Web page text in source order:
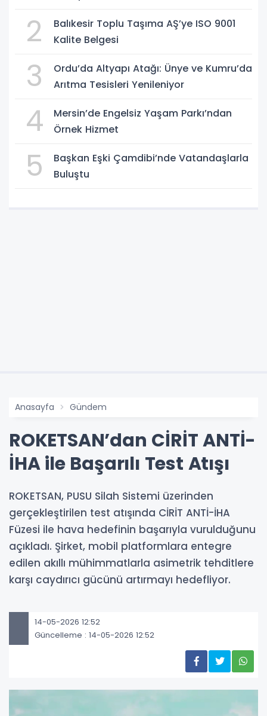
2
Balıkesir Toplu Taşıma AŞ’ye ISO 9001
Kalite Belgesi
3
Ordu’da Altyapı Atağı: Ünye ve Kumru’da
Arıtma Tesisleri Yenileniyor
4
Mersin’de Engelsiz Yaşam Parkı’ndan
Örnek Hizmet
5
Başkan Eşki Çamdibi’nde Vatandaşlarla
Buluştu
Anasayfa Gündem
ROKETSAN’dan CİRİT ANTİ-
İHA ile Başarılı Test Atışı
ROKETSAN, PUSU Silah Sistemi üzerinden
gerçekleştirilen test atışında CİRİT ANTİ-İHA
Füzesi ile hava hedefinin başarıyla vurulduğunu
açıkladı. Şirket, mobil platformlara entegre
edilen akıllı mühimmatlarla asimetrik tehditlere
karşı caydırıcı gücünü artırmayı hedefliyor.
14-05-2026 12:52
Güncelleme : 14-05-2026 12:52